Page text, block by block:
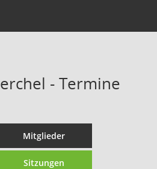
- Termine
Mitglieder
Sitzungen